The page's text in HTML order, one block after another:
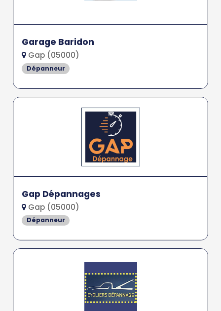
Garage Baridon
Gap (05000)
Dépanneur
Gap Dépannages
Gap (05000)
Dépanneur